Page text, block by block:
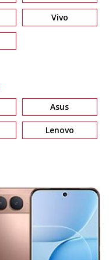
Vivo
Asus
Lenovo